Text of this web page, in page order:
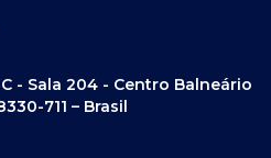
- Sala 204 - Centro Balneário
711 – Brasil